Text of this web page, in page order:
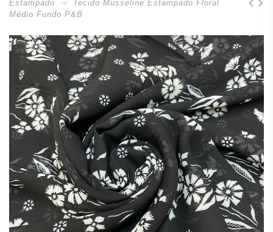
Estampado
Tecido Musseline Estampado Floral
Médio Fundo P&B